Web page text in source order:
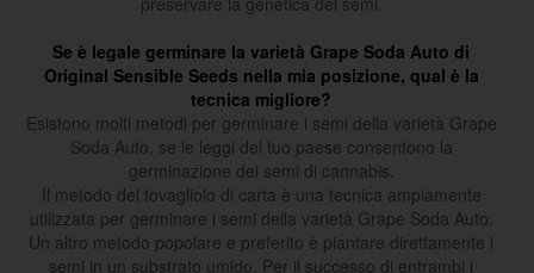
Se è legale germinare la varietà Grape Soda Auto di
Original Sensible Seeds nella mia posizione, qual è la
tecnica migliore?
Esistono molti metodi per germinare i semi della varietà Grape
Soda Auto, se le leggi del tuo paese consentono la
germinazione dei semi di cannabis.
Il metodo del tovagliolo di carta è una tecnica ampiamente
utilizzata per germinare i semi della varietà Grape Soda Auto.
Un altro metodo popolare e preferito è piantare direttamente i
semi in un substrato umido. Per il successo di entrambi i